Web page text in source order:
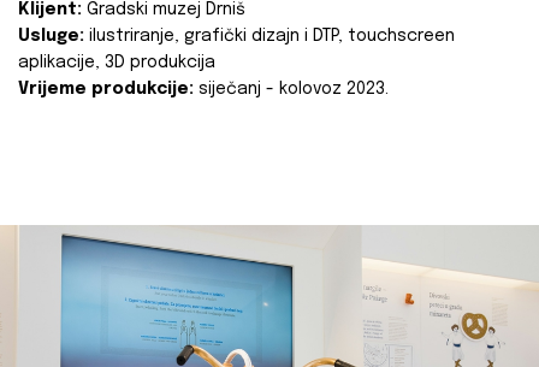
Klijent: Gradski muzej Drniš
Usluge: ilustriranje, grafički dizajn i DTP, touchscreen
aplikacije, 3D produkcija
Vrijeme produkcije: siječanj - kolovoz 2023.